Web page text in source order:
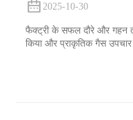
2025-10-30
फैक्ट्री के सफल दौरे और गहन
किया और प्राकृतिक गैस उपचार